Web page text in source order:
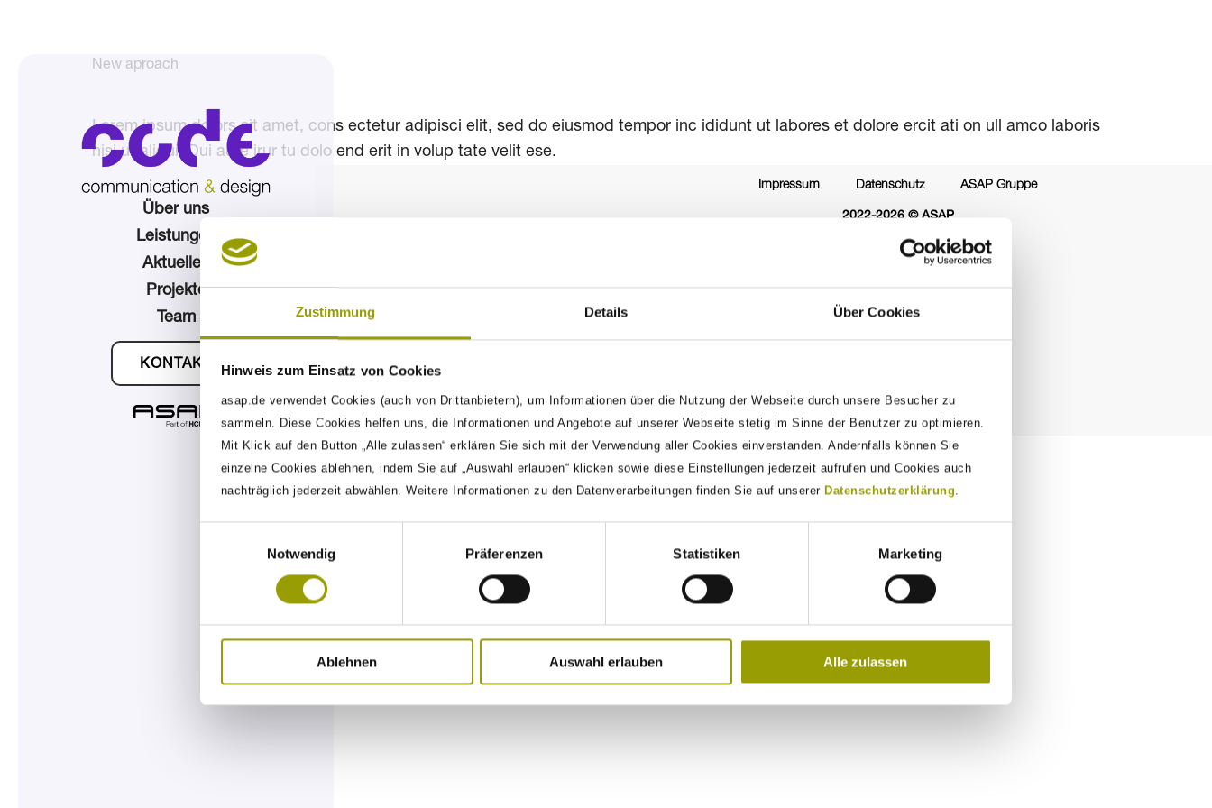
Zustimmung Details Über Cookies
Hinweis zum Einsatz von Cookies
asap.de verwendet Cookies (auch von Drittanbietern), um Informationen über die Nutzung der Webseite durch unsere Besucher zu
sammeln. Diese Cookies helfen uns, die Informationen und Angebote auf unserer Webseite stetig im Sinne der Benutzer zu optimieren.
Mit Klick auf den Button „Alle zulassen“ erklären Sie sich mit der Verwendung aller Cookies einverstanden. Andernfalls können Sie
einzelne Cookies ablehnen, indem Sie auf „Auswahl erlauben“ klicken sowie diese Einstellungen jederzeit aufrufen und Cookies auch
nachträglich jederzeit abwählen. Weitere Informationen zu den Datenverarbeitungen finden Sie auf unserer Datenschutzerklärung.
Notwendig
Präferenzen Statistiken Marketing
Ablehnen Auswahl erlauben Alle zulassen
Über uns
Leistungen
Aktuelles
Projekte
Team
KONTAKT
New aproach
Lorem ipsum dolors sit amet, cons ectetur adipisci elit, sed do eiusmod tempor inc ididunt ut labores et dolore ercit ati on ull amco laboris
nisi ut aliqui. Dui aute irur tu dolo end erit in volup tate velit ese.
Impressum Datenschutz ASAP Gruppe
2022-2026 © ASAP